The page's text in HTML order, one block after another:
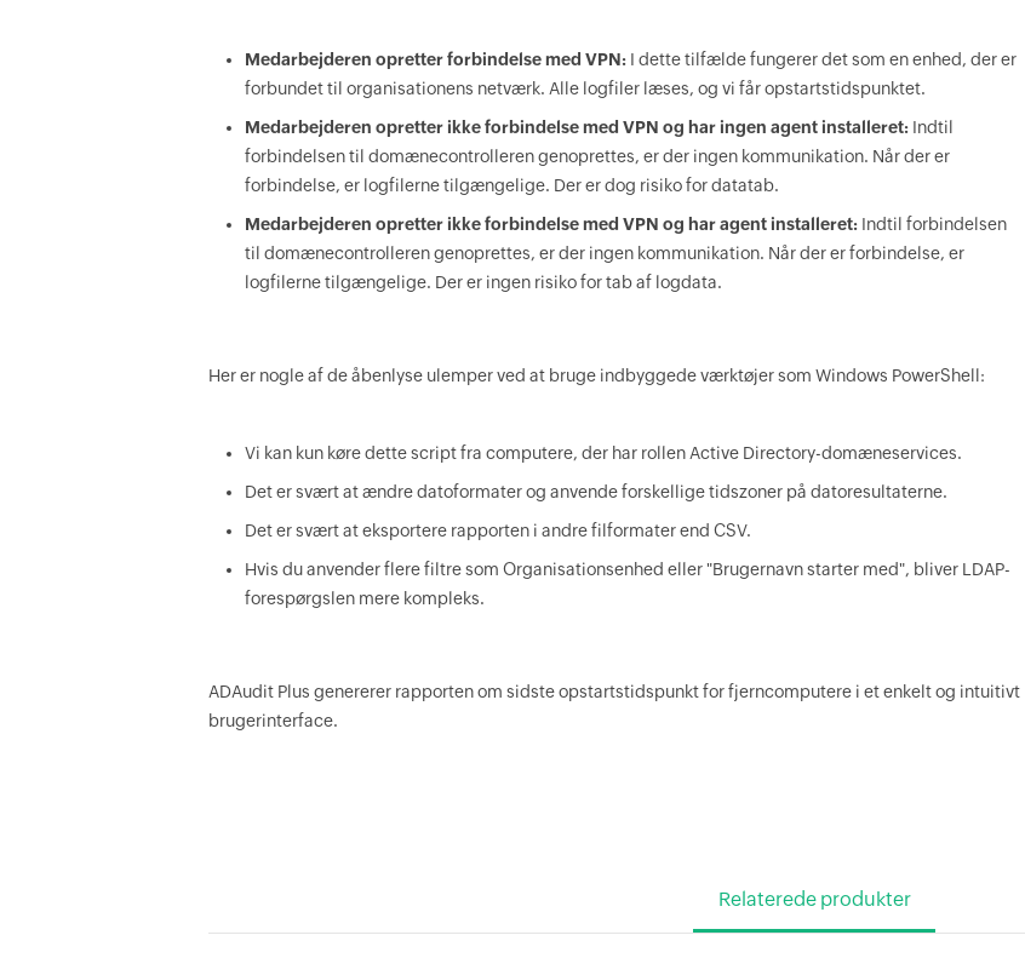
Medarbejderen opretter forbindelse med VPN: I dette tilfælde fungerer det som en enhed, der er
forbundet til organisationens netværk. Alle logfiler læses, og vi får opstartstidspunktet.
Medarbejderen opretter ikke forbindelse med VPN og har ingen agent installeret: Indtil
forbindelsen til domænecontrolleren genoprettes, er der ingen kommunikation. Når der er
forbindelse, er logfilerne tilgængelige. Der er dog risiko for datatab.
Medarbejderen opretter ikke forbindelse med VPN og har agent installeret: Indtil forbindelsen
til domænecontrolleren genoprettes, er der ingen kommunikation. Når der er forbindelse, er
logfilerne tilgængelige. Der er ingen risiko for tab af logdata.
Her er nogle af de åbenlyse ulemper ved at bruge indbyggede værktøjer som Windows PowerShell:
Vi kan kun køre dette script fra computere, der har rollen Active Directory-domæneservices.
Det er svært at ændre datoformater og anvende forskellige tidszoner på datoresultaterne.
Det er svært at eksportere rapporten i andre filformater end CSV.
Hvis du anvender flere filtre som Organisationsenhed eller "Brugernavn starter med", bliver LDAP-
forespørgslen mere kompleks.
ADAudit Plus genererer rapporten om sidste opstartstidspunkt for fjerncomputere i et enkelt og intuitivt
brugerinterface.
Relaterede produkter